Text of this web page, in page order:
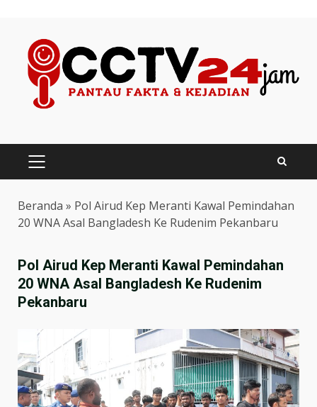
content
PRIMARY
MENU
Beranda » Pol Airud Kep Meranti Kawal Pemindahan
20 WNA Asal Bangladesh Ke Rudenim Pekanbaru
Pol Airud Kep Meranti Kawal Pemindahan
20 WNA Asal Bangladesh Ke Rudenim
Pekanbaru